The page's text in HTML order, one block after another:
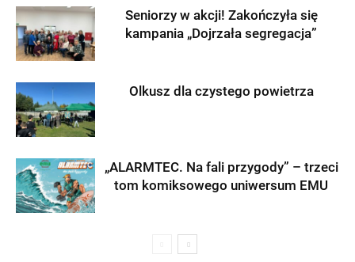
Seniorzy w akcji! Zakończyła się
kampania „Dojrzała segregacja”
Olkusz dla czystego powietrza
„ALARMTEC. Na fali przygody” – trzeci
tom komiksowego uniwersum EMU